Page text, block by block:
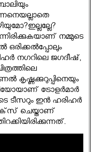
നമ്മുടെ
ഒരിക്കല്‍പ്പോലും
നഗറിലെ ജഗദീഷ്,
കൃഷ്ണക്കുറുപ്പിനെയും
ട്രോളര്‍മാര്‍
ടീസറും ഇന്‍ ഹരിഹര്‍
ചെയ്താണ്